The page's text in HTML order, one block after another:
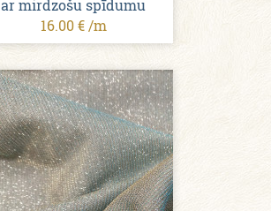
ar mirdzošu spīdumu
16.00 € /m